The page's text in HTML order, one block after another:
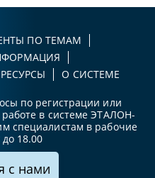
ПО ТЕМАМ
О СИСТЕМЕ
по регистрации или
в системе ЭТАЛОН-
специалистам в рабочие
18.00
с нами